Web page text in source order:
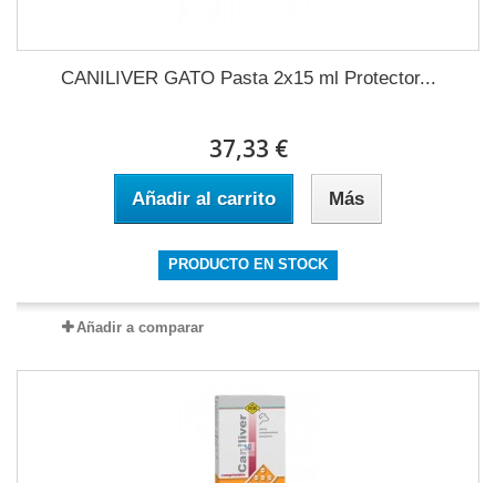
CANILIVER GATO Pasta 2x15 ml Protector...
37,33 €
Añadir al carrito Más
PRODUCTO EN STOCK
Añadir a comparar